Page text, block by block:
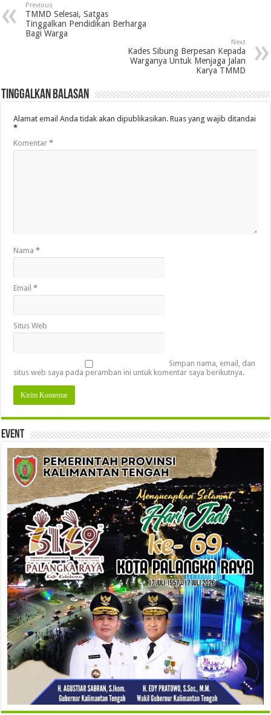
Previous
TMMD Selesai, Satgas
Tinggalkan Pendidikan Berharga
Bagi Warga
Next
Kades Sibung Berpesan Kepada
Warganya Untuk Menjaga Jalan
Karya TMMD
Tinggalkan Balasan
Alamat email Anda tidak akan dipublikasikan. Ruas yang wajib ditandai
*
Komentar*
Nama*
Email*
Situs Web
Simpan nama, email, dan
situs web saya pada peramban ini untuk komentar saya berikutnya.
Event